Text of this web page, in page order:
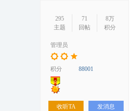
295
主题
71
回帖
8万
积分
管理员
积分 88001
收听TA 发消息